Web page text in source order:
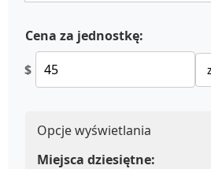
Cena za jednostkę:
$
Opcje wyświetlania
Miejsca dziesiętne: